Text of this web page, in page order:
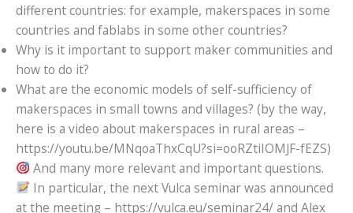
different countries: for example, makerspaces in some
countries and fablabs in some other countries?
Why is it important to support maker communities and
how to do it?
What are the economic models of self-sufficiency of
makerspaces in small towns and villages? (by the way,
here is a video about makerspaces in rural areas –
https://youtu.be/MNqoaThxCqU?si=ooRZtiIOMJF-fEZS)
And many more relevant and important questions.
In particular, the next Vulca seminar was announced
at the meeting – https://vulca.eu/seminar24/ and Alex